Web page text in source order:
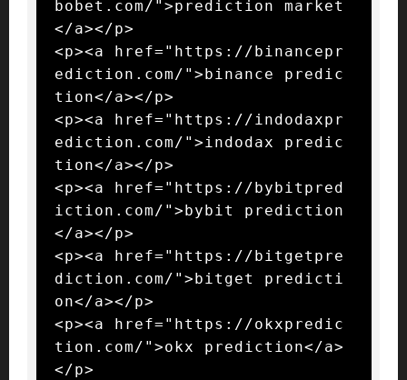
bobet.com/">prediction market
</a></p>
<p><a href="https://binancepr
ediction.com/">binance predic
tion</a></p>
<p><a href="https://indodaxpr
ediction.com/">indodax predic
tion</a></p>
<p><a href="https://bybitpred
iction.com/">bybit prediction
</a></p>
<p><a href="https://bitgetpre
diction.com/">bitget predicti
on</a></p>
<p><a href="https://okxpredic
tion.com/">okx prediction</a>
</p>